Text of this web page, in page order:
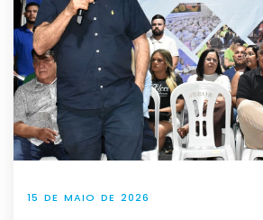
15 DE MAIO DE 2026